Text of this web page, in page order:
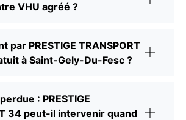
VHU agréé ?
par PRESTIGE TRANSPORT
à Saint-Gely-Du-Fesc ?
: PRESTIGE
34 peut-il intervenir quand